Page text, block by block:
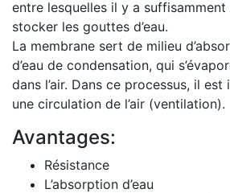
entre lesquelles il y a suffisamment
stocker les gouttes d’eau.
La membrane sert de milieu
d’eau de condensation, qui
dans l’air. Dans ce processus, il
une circulation de l’air (ventilation).
Avantages:
Résistance
L’absorption d’eau